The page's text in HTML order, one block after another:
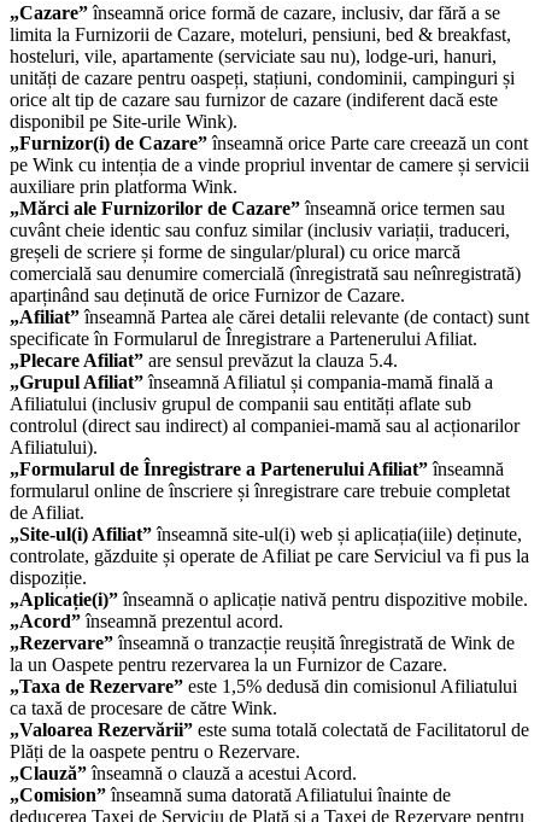
„Cazare”înseamnă orice formă de cazare, inclusiv, dar fără a se
limita la Furnizorii de Cazare, moteluri, pensiuni, bed & breakfast,
hosteluri, vile, apartamente (serviciate sau nu), lodge-uri, hanuri,
unități de cazare pentru oaspeți, stațiuni, condominii, campinguri și
orice alt tip de cazare sau furnizor de cazare (indiferent dacă este
disponibil pe Site-urile Wink).
„Furnizor(i) de Cazare”înseamnă orice Parte care creează un cont
pe Wink cu intenția de a vinde propriul inventar de camere și servicii
auxiliare prin platforma Wink.
„Mărci ale Furnizorilor de Cazare”înseamnă orice termen sau
cuvânt cheie identic sau confuz similar (inclusiv variații, traduceri,
greșeli de scriere și forme de singular/plural) cu orice marcă
comercială sau denumire comercială (înregistrată sau neînregistrată)
aparținând sau deținută de orice Furnizor de Cazare.
„Afiliat”înseamnă Partea ale cărei detalii relevante (de contact) sunt
specificate în Formularul de Înregistrare a Partenerului Afiliat.
„Plecare Afiliat” are sensul prevăzut la clauza 5.4.
„Grupul Afiliat”înseamnă Afiliatul și compania-mamă finală a
Afiliatului (inclusiv grupul de companii sau entități aflate sub
controlul (direct sau indirect) al companiei-mamă sau al acționarilor
Afiliatului).
„Formularul de Înregistrare a Partenerului Afiliat”înseamnă
formularul online de înscriere și înregistrare care trebuie completat
de Afiliat.
„Site-ul(i) Afiliat”înseamnă site-ul(i) web și aplicația(iile) deținute,
controlate, găzduite și operate de Afiliat pe care Serviciul va fi pus la
dispoziție.
„Aplicație(i)”înseamnă o aplicație nativă pentru dispozitive mobile.
„Acord”înseamnă prezentul acord.
„Rezervare”înseamnă o tranzacție reușită înregistrată de Wink de
la un Oaspete pentru rezervarea la un Furnizor de Cazare.
„Taxa de Rezervare” este 1,5% dedusă din comisionul Afiliatului
ca taxă de procesare de către Wink.
„Valoarea Rezervării” este suma totală colectată de Facilitatorul de
Plăți de la oaspete pentru o Rezervare.
„Clauză”înseamnă o clauză a acestui Acord.
„Comision”înseamnă suma datorată Afiliatului înainte de
deducerea Taxei de Serviciu de Plată și a Taxei de Rezervare pentru